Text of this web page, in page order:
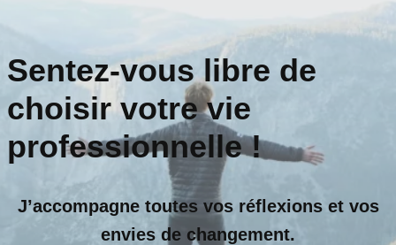
Sentez-vous libre de
choisir votre vie
professionnelle !
J’accompagne toutes vos réflexions et vos
envies de changement.